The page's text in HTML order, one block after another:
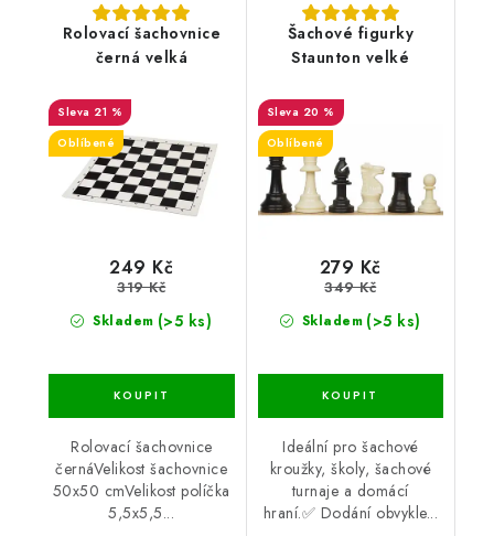
Rolovací šachovnice
černá velká
21 %
Oblíbené
Skladem (>5 ks)
249 Kč
319 Kč
Rolovací šachovnice
černáVelikost šachovnice
50x50 cmVelikost políčka
5,5x5,5...
Šachové figurky
Staunton velké
20 %
Oblíbené
Skladem (>5 ks)
279 Kč
349 Kč
Ideální pro šachové
kroužky, školy, šachové
turnaje a domácí
hraní.✅ Dodání obvykle...